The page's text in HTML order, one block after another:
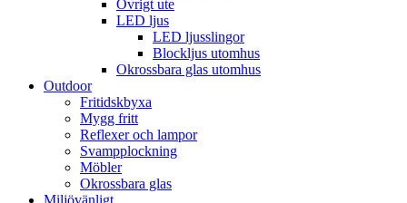
Övrigt ute
LED ljus
LED ljusslingor
Blockljus utomhus
Okrossbara glas utomhus
Outdoor
Fritidskbyxa
Mygg fritt
Reflexer och lampor
Svampplockning
Möbler
Okrossbara glas
Miljövänligt